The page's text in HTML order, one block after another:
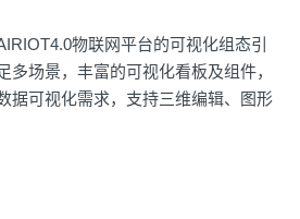
物联网平台的可视化组态引
多场景，丰富的可视化看板及组件，
据可视化需求，支持三维编辑、图形